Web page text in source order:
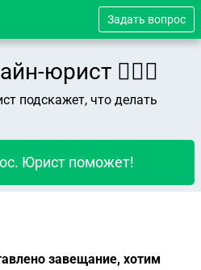
Задать вопрос
юрист 👨🏻‍⚖️
подскажет, что делать
Юрист поможет!
завещание, хотим